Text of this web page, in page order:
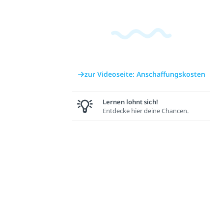
zur Videoseite: Anschaffungskosten
Lernen lohnt sich!
Entdecke hier deine Chancen.